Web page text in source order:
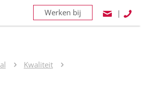
Werken bij |
Kwaliteit